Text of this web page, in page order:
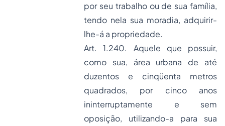
por seu trabalho ou de sua família,
tendo nela sua moradia, adquirir-
lhe-á a propriedade.
Art. 1.240. Aquele que possuir,
como sua, área urbana de até
duzentos e cinqüenta metros
quadrados, por cinco anos
ininterruptamente e sem
oposição, utilizando-a para sua